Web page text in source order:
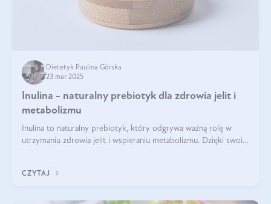
Dietetyk Paulina Górska
23 mar 2025
Inulina - naturalny prebiotyk dla zdrowia jelit i
metabolizmu
Inulina to naturalny prebiotyk, który odgrywa ważną rolę w
utrzymaniu zdrowia jelit i wspieraniu metabolizmu. Dzięki swoim
CZYTAJ